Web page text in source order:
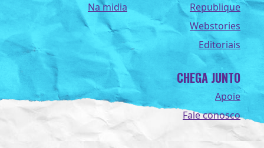
Na midia
Republique
Webstories
Editoriais
CHEGA JUNTO
Apoie
Fale conosco